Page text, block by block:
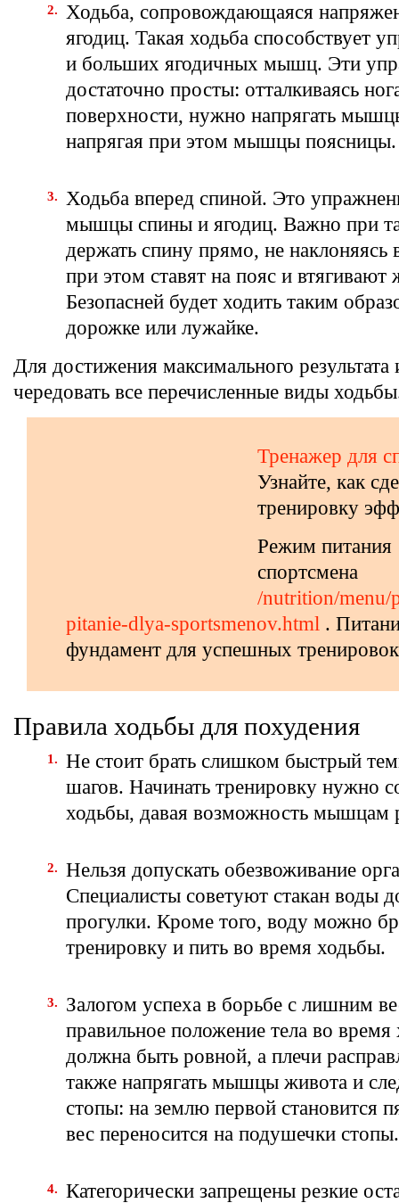
Ходьба, сопровождающаяся
ягодиц. Такая ходьба способствует
и больших ягодичных мышц. Эти
достаточно просты: отталкиваясь
поверхности, нужно напрягать
напрягая при этом мышцы поясницы.
Ходьба вперед спиной. Это
мышцы спины и ягодиц. Важно при
держать спину прямо, не наклоняясь
при этом ставят на пояс и втягивают
Безопасней будет ходить таким
дорожке или лужайке.
Для достижения максимального
чередовать все перечисленные виды
Тренажер для
Узнайте, как
тренировку
Режим питания
спортсмена
/nutrition/menu/
pitanie-dlya-sportsmenov.html .
фундамент для успешных
Правила ходьбы для похудения
Не стоит брать слишком быстрый
шагов. Начинать тренировку нужно
ходьбы, давая возможность мышцам
Нельзя допускать обезвоживание
Специалисты советуют стакан воды
прогулки. Кроме того, воду можно
тренировку и пить во время ходьбы.
Залогом успеха в борьбе с лишним
правильное положение тела во
должна быть ровной, а плечи
также напрягать мышцы живота и
стопы: на землю первой становится
вес переносится на подушечки стопы.
Категорически запрещены резкие